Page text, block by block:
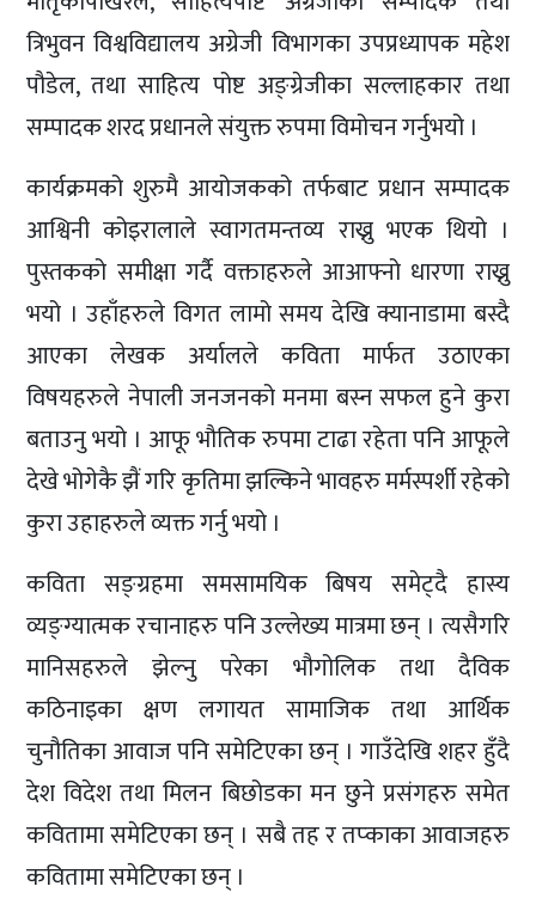
त्रिभुवन विश्वविद्यालय अग्रेजी विभागका उपप्रध्यापक महेश
पौडेल, तथा साहित्य पोष्ट अङ्ग्रेजीका सल्लाहकार तथा
सम्पादक शरद प्रधानले संयुक्त रुपमा विमोचन गर्नुभयो ।
कार्यक्रमको शुरुमै आयोजकको तर्फबाट प्रधान सम्पादक
आश्विनी कोइरालाले स्वागतमन्तव्य राख्नु भएक थियो ।
पुस्तकको समीक्षा गर्दै वक्ताहरुले आआफ्नो धारणा राख्नु
भयो । उहाँहरुले विगत लामो समय देखि क्यानाडामा बस्दै
आएका लेखक अर्यालले कविता मार्फत उठाएका
विषयहरुले नेपाली जनजनको मनमा बस्न सफल हुने कुरा
बताउनु भयो । आफू भौतिक रुपमा टाढा रहेता पनि आफूले
देखे भोगेकै झैं गरि कृतिमा झल्किने भावहरु मर्मस्पर्शी रहेको
कुरा उहाहरुले व्यक्त गर्नु भयो ।
कविता सङ्ग्रहमा समसामयिक बिषय समेट्दै हास्य
व्यङ्ग्यात्मक रचानाहरु पनि उल्लेख्य मात्रमा छन् । त्यसैगरि
मानिसहरुले झेल्नु परेका भौगोलिक तथा दैविक
कठिनाइका क्षण लगायत सामाजिक तथा आर्थिक
चुनौतिका आवाज पनि समेटिएका छन् । गाउँदेखि शहर हुँदै
देश विदेश तथा मिलन बिछोडका मन छुने प्रसंगहरु समेत
कवितामा समेटिएका छन् । सबै तह र तप्काका आवाजहरु
कवितामा समेटिएका छन् ।